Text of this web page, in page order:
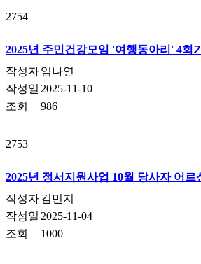
2754
2025년 주민건강모임 '여행동아리' 4회
작성자임나연
작성일 2025-11-10
조회
986
2753
2025년 정서지원사업 10월 당사자 어르
작성자김민지
작성일 2025-11-04
조회
1000